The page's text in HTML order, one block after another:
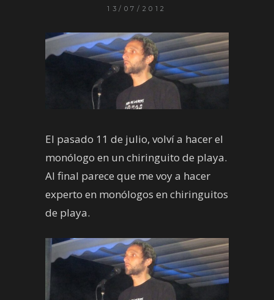
13/07/2012
El pasado 11 de julio, volví a hacer el
monólogo en un chiringuito de playa.
Al final parece que me voy a hacer
experto en monólogos en chiringuitos
de playa.